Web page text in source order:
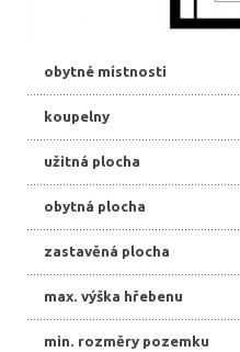
obytné místnosti
koupelny
užitná plocha
obytná plocha
zastavěná plocha
max. výška hřebenu
min. rozměry pozemku